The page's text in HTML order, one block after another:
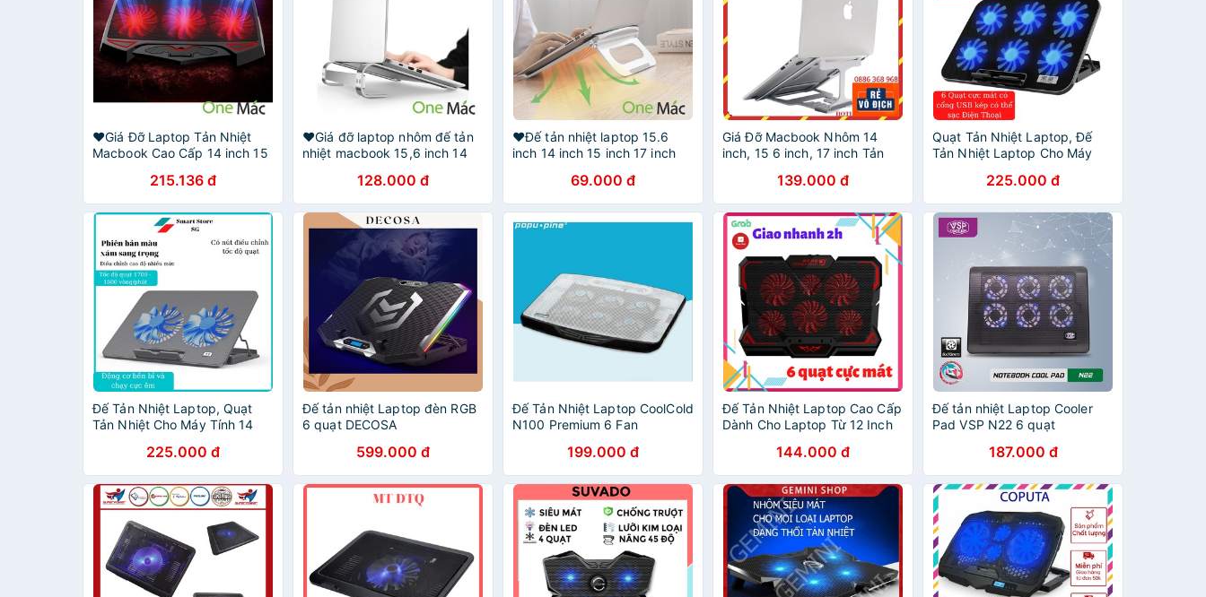
❤️Giá Đỡ Laptop Tản Nhiệt
Macbook Cao Cấp 14 inch 15
Nuoxi 3 chính hãng cao cấp
215.136 đ
❤️Giá đỡ laptop nhôm đế tản
nhiệt macbook 15,6 inch 14
cấp chắc chắn128.000 đ
❤️Đế tản nhiệt laptop 15.6
inch 14 inch 15 inch 17 inch
macbook gấp gọn điều chỉnh
độ cao
69.000 đ
Giá Đỡ Macbook Nhôm 14
inch, 15 6 inch, 17 inch Tản
Gấp Gọn Chỉnh 5 Kích Thước
139.000 đ
Quạt Tản Nhiệt Laptop, Đế
Tản Nhiệt Laptop Cho Máy
Mạnh Êm Có Nhiều Loại 2
Quạt Đến 6 Quạt
225.000 đ
Đế Tản Nhiệt Laptop, Quạt
Tản Nhiệt Cho Máy Tính 14
Quạt New225.000 đ
Đế tản nhiệt Laptop đèn RGB
6 quạt DECOSA
599.000 đ
Đế Tản Nhiệt Laptop CoolCold
N100 Premium 6 Fan
199.000 đ
Đế Tản Nhiệt Laptop Cao Cấp
Dành Cho Laptop Từ 12 Inch
144.000 đ
Đế tản nhiệt Laptop Cooler
Pad VSP N22 6 quạt
187.000 đ